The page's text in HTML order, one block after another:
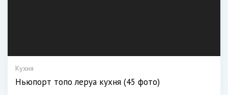
Кухня
Ньюпорт топо леруа кухня (45 фото)